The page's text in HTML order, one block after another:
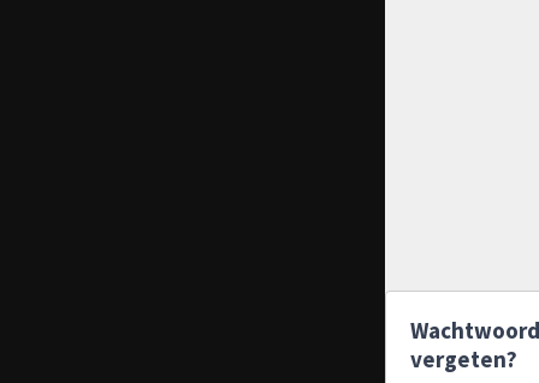
Wachtwoord
vergeten?